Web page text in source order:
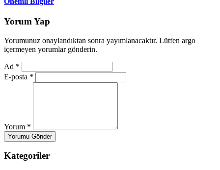
Yorum Yap
Yorumunuz onaylandıktan sonra yayımlanacaktır. Lütfen argo
içermeyen yorumlar gönderin.
Ad *
E-posta *
Yorum *
Yorumu Gönder
Kategoriler